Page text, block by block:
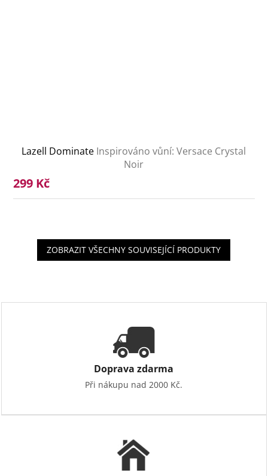
Lazell Dominate Inspirováno vůní: Versace Crystal
Noir
299 Kč
ZOBRAZIT VŠECHNY SOUVISEJÍCÍ PRODUKTY
Doprava zdarma
Při nákupu nad 2000 Kč.